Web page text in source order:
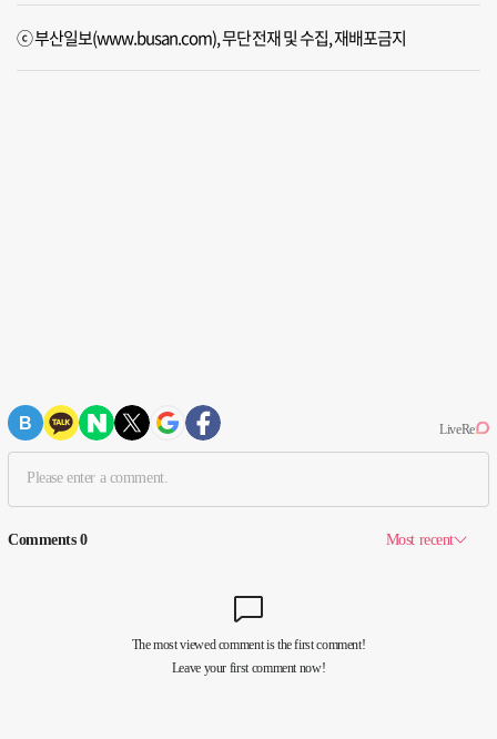
ⓒ 부산일보(www.busan.com), 무단전재 및 수집, 재배포금지